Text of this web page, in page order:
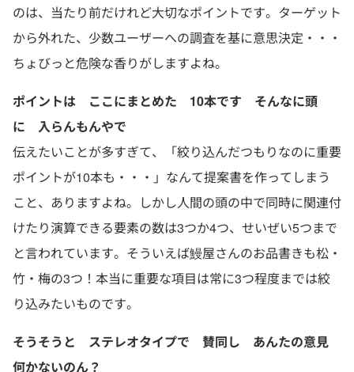
のは、当たり前だけれど大切なポイントです。ターゲット
から外れた、少数ユーザーへの調査を基に意思決定・・・
ちょびっと危険な香りがしますよね。
ポイントは ここにまとめた 10本です そんなに頭
に 入らんもんやで
伝えたいことが多すぎて、「絞り込んだつもりなのに重要
ポイントが10本も・・・」なんて提案書を作ってしまう
こと、ありますよね。しかし人間の頭の中で同時に関連付
けたり演算できる要素の数は3つか4つ、せいぜい5つまで
と言われています。そういえば鰻屋さんのお品書きも松・
竹・梅の3つ！本当に重要な項目は常に3つ程度までは絞
り込みたいものです。
そうそうと ステレオタイプで 賛同し あんたの意見
何かないのん？